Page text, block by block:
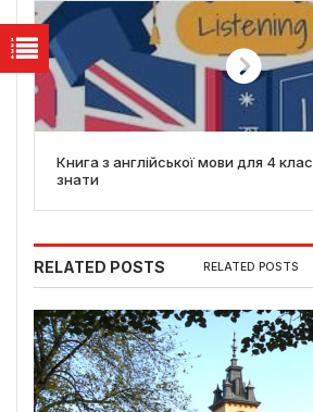
Книга з англійської мови для 4
знати
RELATED POSTS RELATED POSTS